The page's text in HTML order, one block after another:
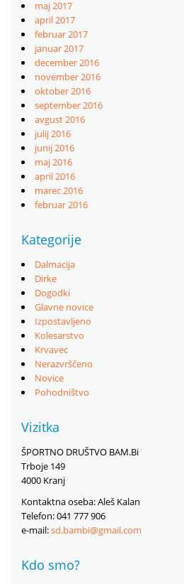
maj 2017
april 2017
februar 2017
januar 2017
december 2016
november 2016
oktober 2016
september 2016
avgust 2016
julij 2016
junij 2016
maj 2016
april 2016
marec 2016
februar 2016
Kategorije
Dalmacija
Dirke
Dogodki
Glavne novice
Izpostavljeno
Kolesarstvo
Krvavec
Nerazvrščeno
Novice
Pohodništvo
Vizitka
ŠPORTNO DRUŠTVO BAM.Bi
Trboje 149
4000 Kranj
Kontaktna oseba: Aleš Kalan
Telefon: 041 777 906
e-mail:sd.bambi@gmail.com
Kdo smo?